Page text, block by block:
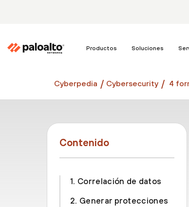
Productos Soluciones
Cyberpedia Cybersecurity 4
Contenido
1. Correlación de datos
2. Generar protecciones